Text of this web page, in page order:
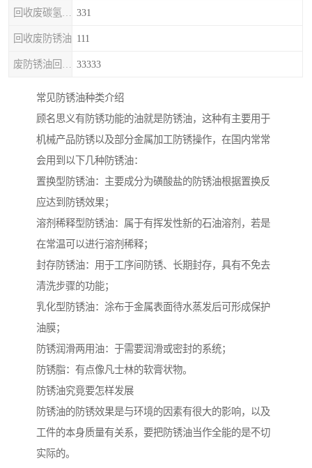
331
回收废防锈油 111
33333
常见防锈油种类介绍
顾名思义有防锈功能的油就是防锈油，这种有主要用于
机械产品防锈以及部分金属加工防锈操作，在国内常常
会用到以下几种防锈油：
置换型防锈油：主要成分为磺酸盐的防锈油根据置换反
应达到防锈效果；
溶剂稀释型防锈油：属于有挥发性新的石油溶剂，若是
在常温可以进行溶剂稀释；
封存防锈油：用于工序间防锈、长期封存，具有不免去
清洗步骤的功能；
乳化型防锈油：涂布于金属表面待水蒸发后可形成保护
油膜；
防锈润滑两用油：于需要润滑或密封的系统；
防锈脂：有点像凡士林的软膏状物。
防锈油究竟要怎样发展
防锈油的防锈效果是与环境的因素有很大的影响，以及
工件的本身质量有关系，要把防锈油当作全能的是不切
实际的。